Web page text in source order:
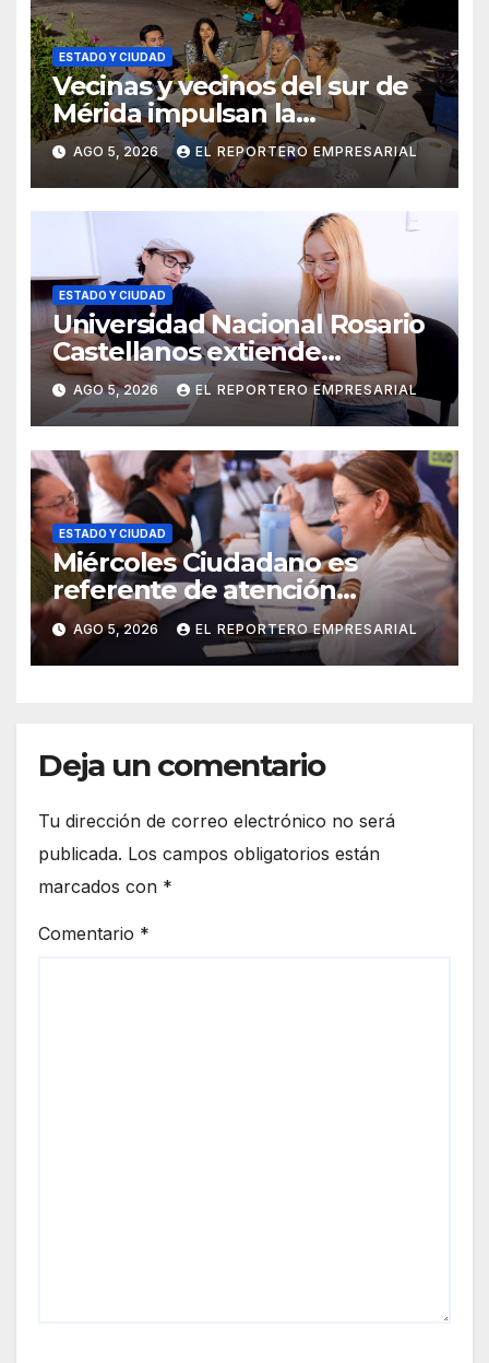
ESTADO Y CIUDAD
Vecinas y vecinos del sur de
Mérida impulsan la
recuperación de espacios
comunitarios
AGO 5, 2026 EL REPORTERO EMPRESARIAL
ESTADO Y CIUDAD
Universidad Nacional Rosario
Castellanos extiende
convocatoria de ingreso al 31
de agosto
AGO 5, 2026 EL REPORTERO EMPRESARIAL
ESTADO Y CIUDAD
Miércoles Ciudadano es
referente de atención
oportuna y clara para las y los
meridanos; Cecilia Patrón
AGO 5, 2026 EL REPORTERO EMPRESARIAL
Deja un comentario
Tu dirección de correo electrónico no será
publicada. Los campos obligatorios están
marcados con *
Comentario *